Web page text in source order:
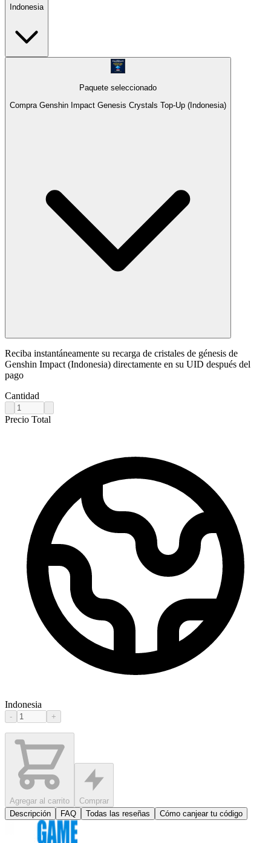
Indonesia
Paquete seleccionado
Compra Genshin Impact Genesis Crystals Top-Up (Indonesia)
Reciba instantáneamente su recarga de cristales de génesis de
Genshin Impact (Indonesia) directamente en su UID después del
pago
Cantidad
Precio Total
Indonesia
- +
Agregar al carrito
Comprar
Descripción
FAQ Todas las reseñas Cómo canjear tu código